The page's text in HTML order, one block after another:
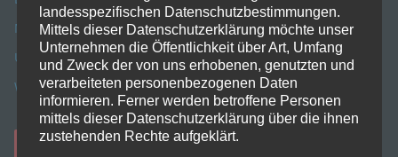
Meine FAQ
Unwetterwarner
Wo bin ich
Meine Linkstipps
landesspezifischen Datenschutzbestimmungen.
Mittels dieser Datenschutzerklärung möchte unser
Unternehmen die Öffentlichkeit über Art, Umfang
und Zweck der von uns erhobenen, genutzten und
verarbeiteten personenbezogenen Daten
informieren. Ferner werden betroffene Personen
mittels dieser Datenschutzerklärung über die ihnen
zustehenden Rechte aufgeklärt.